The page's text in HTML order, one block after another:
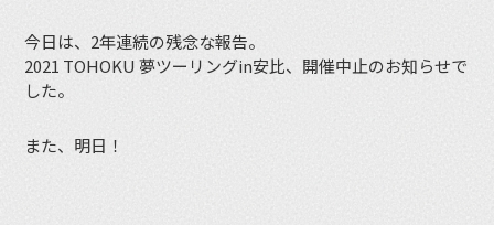
今日は、2年連続の残念な報告。
2021 TOHOKU 夢ツーリングin安比、開催中止のお知らせで
した。
また、明日！